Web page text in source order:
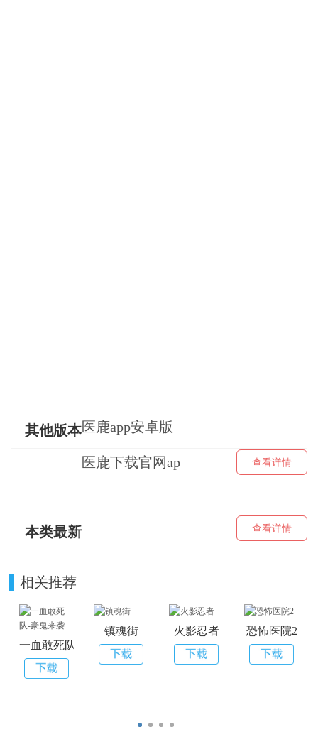
其他版本医鹿app安卓版
免费下载 查看详情
医鹿下载官网ap
查看详情
本类最新
相关推荐
一血敢死队-豪鬼来袭
镇魂街 火影忍者 恐怖医院2